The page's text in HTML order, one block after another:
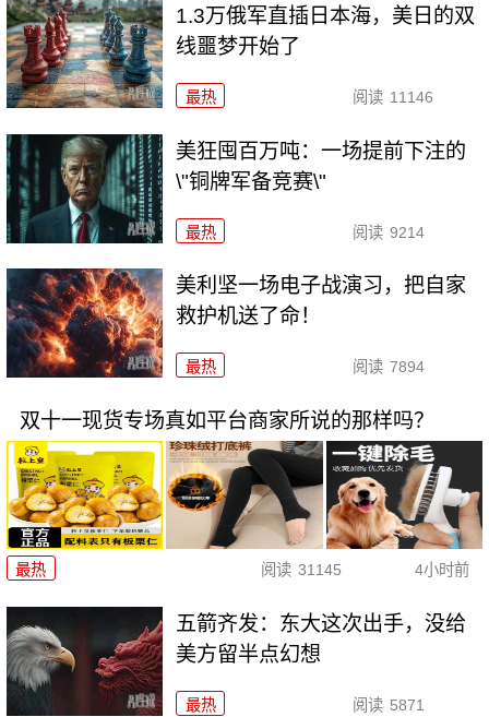
1.3万俄军直插日本海，美日的双
线噩梦开始了
最热 阅读 11146
美狂囤百万吨：一场提前下注的
\"铜牌军备竞赛\"
最热 阅读 9214
美利坚一场电子战演习，把自家
救护机送了命！
最热 阅读 7894
双十一现货专场真如平台商家所说的那样吗？
最热 阅读 31145 4小时前
五箭齐发：东大这次出手，没给
美方留半点幻想
最热 阅读 5871